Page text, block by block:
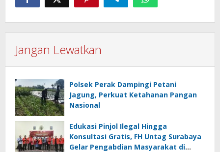
Jangan Lewatkan
Polsek Perak Dampingi Petani
Jagung, Perkuat Ketahanan Pangan
Nasional
Edukasi Pinjol Ilegal Hingga
Konsultasi Gratis, FH Untag Surabaya
Gelar Pengabdian Masyarakat di